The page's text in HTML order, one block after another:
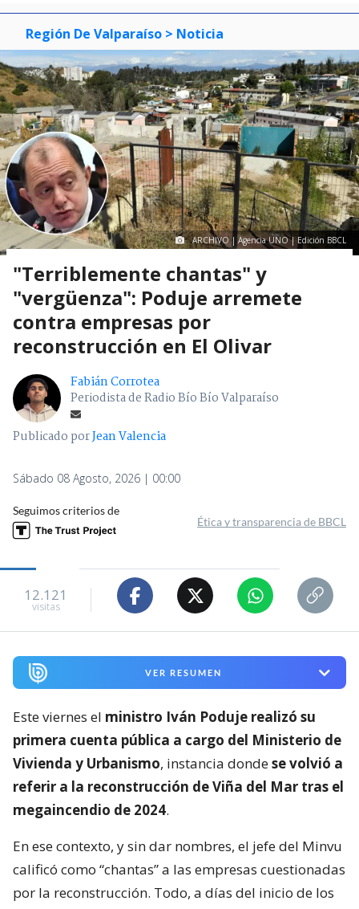
Región De Valparaíso > Noticia
ARCHIVO | Agencia UNO | Edición BBCL
"Terriblemente chantas" y
"vergüenza": Poduje arremete
contra empresas por
reconstrucción en El Olivar
Fabián Corrotea
Periodista de Radio Bío Bío Valparaíso
Publicado porJean Valencia
Sábado 08 Agosto, 2026 | 00:00
Seguimos criterios de
Ética y transparencia de BBCL
12.121
visitas
VER RESUMEN
Este viernes el ministro Iván Poduje realizó su
primera cuenta pública a cargo del Ministerio de
Vivienda y Urbanismo, instancia dondese volvió a
referir a la reconstrucción de Viña del Mar tras el
megaincendio de 2024.
En ese contexto, y sin dar nombres, el jefe del Minvu
calificó como “chantas” a las empresas cuestionadas
por la reconstrucción. Todo, a días del inicio de los